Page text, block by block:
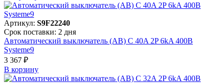
Артикул: S9F22240
Срок поставки: 2 дня
Автоматический выключатель (АВ) C 40A 2P 6kA 400В
Systeme9
3 367 ₽
В корзинy